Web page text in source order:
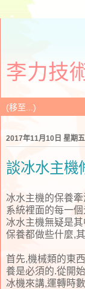
李力技
2017年11月10日 星期五
談冰水主機
冰水主機的保養
系統裡面的每一
冰水主機無疑是
保養都做些什麼,
首先,機械類的東
養是必須的.從開
冰機來講,運轉時